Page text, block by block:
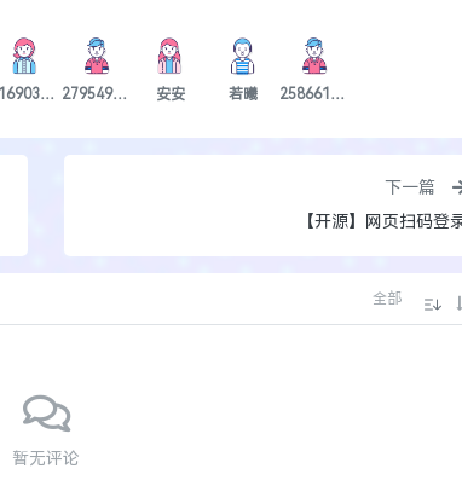
2169033542 2795496164 安安 若曦 2586614262
下一篇
【开源】网页扫码登
全部
暂无评论